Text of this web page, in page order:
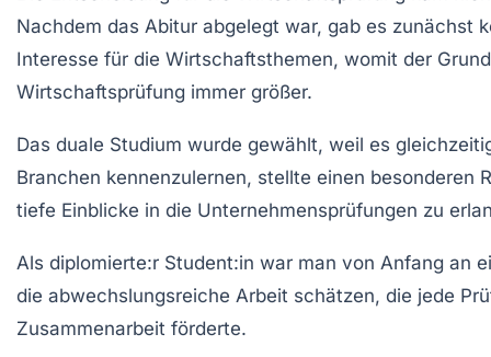
Nachdem das Abitur abgelegt war, gab es zunächst
Interesse für die Wirtschaftsthemen, womit der
Wirtschaftsprüfung immer größer.
Das duale Studium wurde gewählt, weil es
Branchen kennenzulernen, stellte einen besonderen
tiefe Einblicke in die Unternehmensprüfungen zu
Als diplomierte:r Student:in war man von Anfang an
die abwechslungsreiche Arbeit schätzen, die jede
Zusammenarbeit förderte.